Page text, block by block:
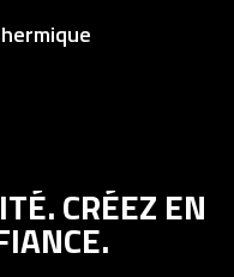
CRÉEZ EN